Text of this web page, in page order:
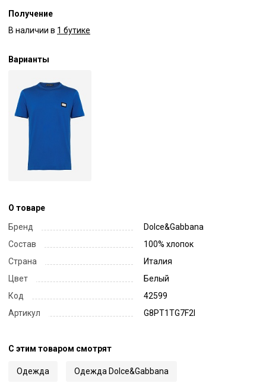
Получение
В наличии в 1 бутике
Варианты
О товаре
Бренд
Dolce&Gabbana
Состав
100% хлопок
Страна
Италия
Цвет
Белый
Код
42599
Артикул
G8PT1TG7F2I
С этим товаром смотрят
Одежда Одежда Dolce&Gabbana